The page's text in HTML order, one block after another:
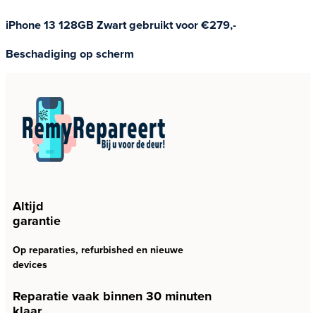
iPhone 13 128GB Zwart gebruikt voor €279,-
Beschadiging op scherm
Altijd
garantie
Op reparaties, refurbished en nieuwe
devices
Reparatie vaak binnen 30 minuten